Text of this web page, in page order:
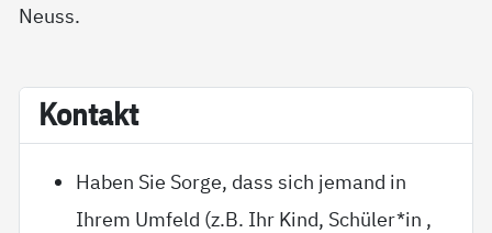
Neuss.
Kon­takt
Haben Sie Sorge, dass sich jemand in
Ihrem Umfeld (z.B. Ihr Kind, Schüler*in ,